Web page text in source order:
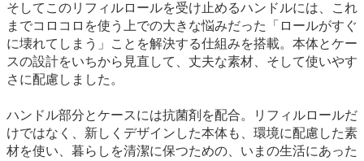
そしてこのリフィルロールを受け止めるハンドルには、これ
までコロコロを使う上での大きな悩みだった「ロールがすぐ
に壊れてしまう」ことを解決する仕組みを搭載。本体とケー
スの設計をいちから見直して、丈夫な素材、そして使いやす
さに配慮しました。
ハンドル部分とケースには抗菌剤を配合。リフィルロールだ
けではなく、新しくデザインした本体も、環境に配慮した素
材を使い、暮らしを清潔に保つための、いまの生活にあった